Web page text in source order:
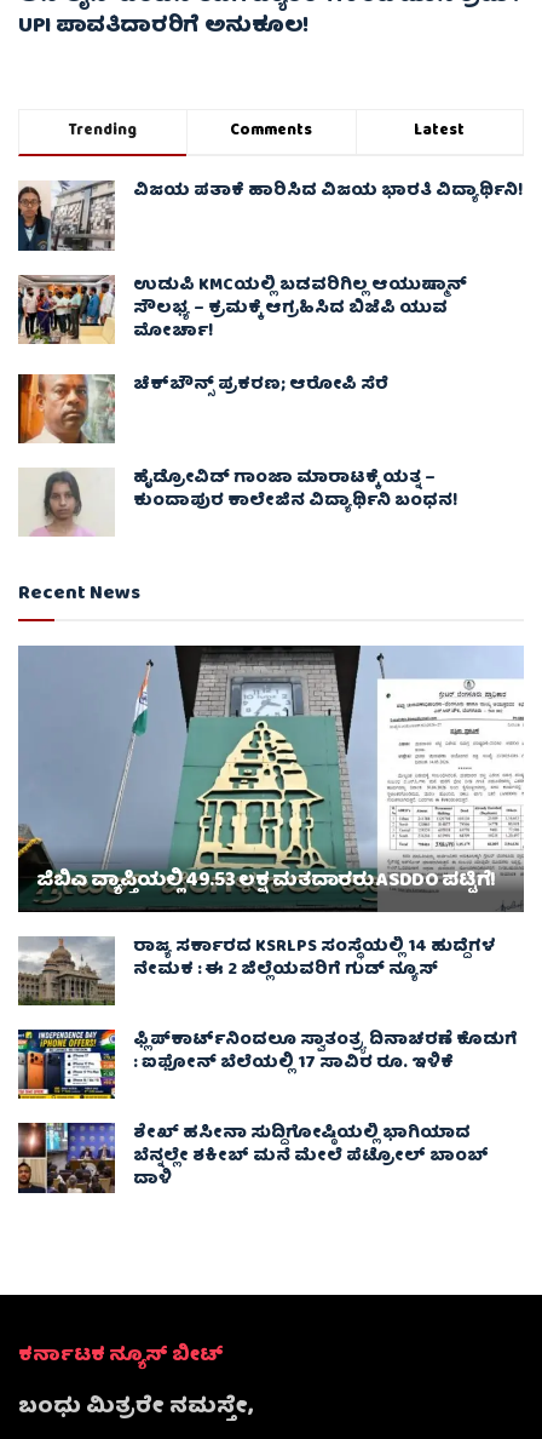
UPI ಪಾವತಿದಾರರಿಗೆ ಅನುಕೂಲ!
Trending Comments Latest
ವಿಜಯ ಪತಾಕೆ ಹಾರಿಸಿದ ವಿಜಯ ಭಾರತಿ ವಿದ್ಯಾರ್ಥಿನಿ!
ಉಡುಪಿ KMCಯಲ್ಲಿ ಬಡವರಿಗಿಲ್ಲ ಆಯುಷ್ಮಾನ್
ಸೌಲಭ್ಯ – ಕ್ರಮಕ್ಕೆ ಆಗ್ರಹಿಸಿದ ಬಿಜೆಪಿ ಯುವ
ಮೋರ್ಚಾ!
ಚೆಕ್​ಬೌನ್ಸ್​ ಪ್ರಕರಣ; ಆರೋಪಿ ಸೆರೆ
ಹೈಡ್ರೋವಿಡ್ ಗಾಂಜಾ ಮಾರಾಟಕ್ಕೆ ಯತ್ನ –
ಕುಂದಾಪುರ ಕಾಲೇಜಿನ ವಿದ್ಯಾರ್ಥಿನಿ ಬಂಧನ!
Recent News
ಜಿಬಿಎ ವ್ಯಾಪ್ತಿಯಲ್ಲಿ 49.53 ಲಕ್ಷ ಮತದಾರರು ASDDO ಪಟ್ಟಿಗೆ!
ರಾಜ್ಯ ಸರ್ಕಾರದ KSRLPS ಸಂಸ್ಥೆಯಲ್ಲಿ 14 ಹುದ್ದೆಗಳ
ನೇಮಕ : ಈ 2 ಜಿಲ್ಲೆಯವರಿಗೆ ಗುಡ್ ನ್ಯೂಸ್
ಫ್ಲಿಪ್‌ಕಾರ್ಟ್‌ನಿಂದಲೂ ಸ್ವಾತಂತ್ರ್ಯ ದಿನಾಚರಣೆ ಕೊಡುಗೆ
: ಐಫೋನ್ ಬೆಲೆಯಲ್ಲಿ 17 ಸಾವಿರ ರೂ. ಇಳಿಕೆ
ಶೇಖ್ ಹಸೀನಾ ಸುದ್ದಿಗೋಷ್ಠಿಯಲ್ಲಿ ಭಾಗಿಯಾದ
ಬೆನ್ನಲ್ಲೇ ಶಕೀಬ್ ಮನೆ ಮೇಲೆ ಪೆಟ್ರೋಲ್ ಬಾಂಬ್
ದಾಳಿ
ಕರ್ನಾಟಕ ನ್ಯೂಸ್ ಬೀಟ್
ಬಂಧು ಮಿತ್ರರೇ ನಮಸ್ತೇ,